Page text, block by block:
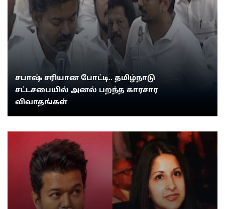
சபாஷ் சரியான போட்டி.. தமிழ்நாடு
சட்டசபையில் அனல் பறந்த காரசார
விவாதங்கள்